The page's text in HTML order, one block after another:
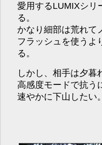
愛用するLUMIXシリ
る。
かなり細部は荒れて
フラッシュを使うよ
る。
しかし、相手は夕暮
高感度モードで抗う
速やかに下山したい。